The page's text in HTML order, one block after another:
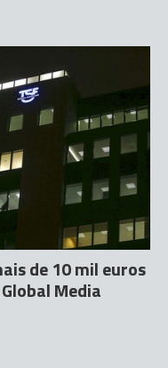
de 10 mil euros
Media